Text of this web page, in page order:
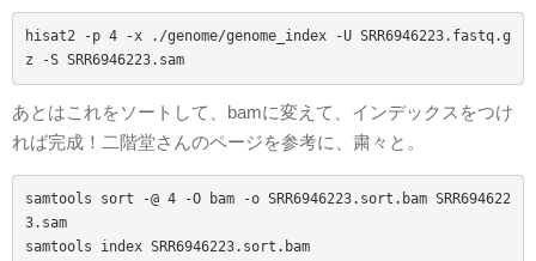
hisat2 -p 4 -x ./genome/genome_index -U SRR6946223.fastq.g
z -S SRR6946223.sam
あとはこれをソートして、bamに変えて、インデックスをつけ
れば完成！二階堂さんのページを参考に、粛々と。
samtools sort -@ 4 -O bam -o SRR6946223.sort.bam SRR694622
3.sam
samtools index SRR6946223.sort.bam